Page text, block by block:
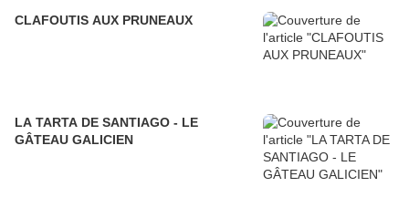
CLAFOUTIS AUX PRUNEAUX
LA TARTA DE SANTIAGO - LE
GÂTEAU GALICIEN